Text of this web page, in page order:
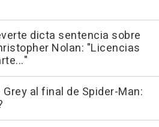
dicta sentencia sobre
Nolan: "Licencias
Grey al final de Spider-Man: